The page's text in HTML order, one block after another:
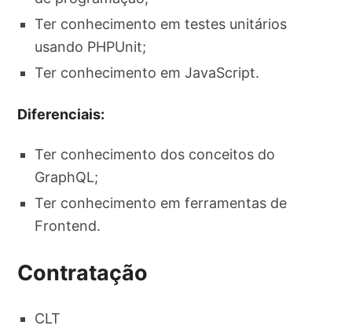
Ter conhecimento em testes unitários
usando PHPUnit;
Ter conhecimento em JavaScript.
Diferenciais:
Ter conhecimento dos conceitos do
GraphQL;
Ter conhecimento em ferramentas de
Frontend.
Contratação
CLT